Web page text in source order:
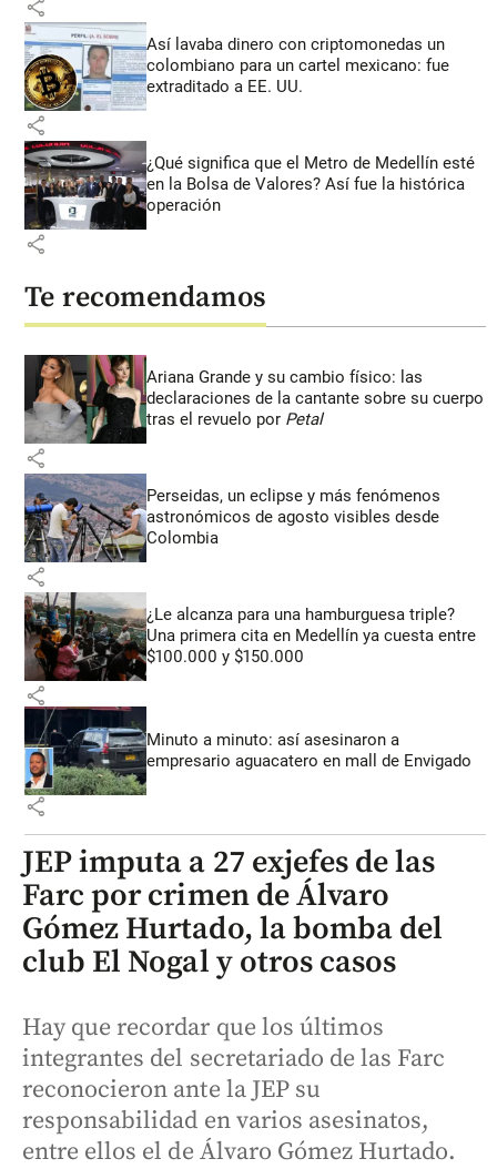
share
Así lavaba dinero con criptomonedas un
colombiano para un cartel mexicano: fue
extraditado a EE. UU.
share
¿Qué significa que el Metro de Medellín esté
en la Bolsa de Valores? Así fue la histórica
operación
share
Te recomendamos
Ariana Grande y su cambio físico: las
declaraciones de la cantante sobre su cuerpo
tras el revuelo por Petal
share
Perseidas, un eclipse y más fenómenos
astronómicos de agosto visibles desde
Colombia
share
¿Le alcanza para una hamburguesa triple?
Una primera cita en Medellín ya cuesta entre
$100.000 y $150.000
share
Minuto a minuto: así asesinaron a
empresario aguacatero en mall de Envigado
share
JEP imputa a 27 exjefes de las
Farc por crimen de Álvaro
Gómez Hurtado, la bomba del
club El Nogal y otros casos
Hay que recordar que los últimos
integrantes del secretariado de las Farc
reconocieron ante la JEP su
responsabilidad en varios asesinatos,
entre ellos el de Álvaro Gómez Hurtado.